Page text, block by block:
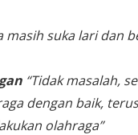
masih suka lari dan
“Tidak masalah,
dengan baik,
olahraga”